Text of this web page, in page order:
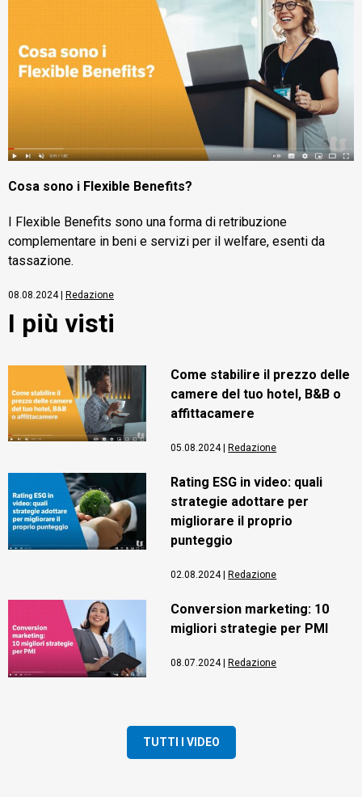
Cosa sono i Flexible Benefits?
I Flexible Benefits sono una forma di retribuzione
complementare in beni e servizi per il welfare, esenti da
tassazione.
08.08.2024| Redazione
I più visti
Come stabilire il prezzo delle
camere del tuo hotel, B&B o
affittacamere
05.08.2024|Redazione
Rating ESG in video: quali
strategie adottare per
migliorare il proprio
punteggio
02.08.2024|Redazione
Conversion marketing: 10
migliori strategie per PMI
08.07.2024|Redazione
TUTTI I VIDEO